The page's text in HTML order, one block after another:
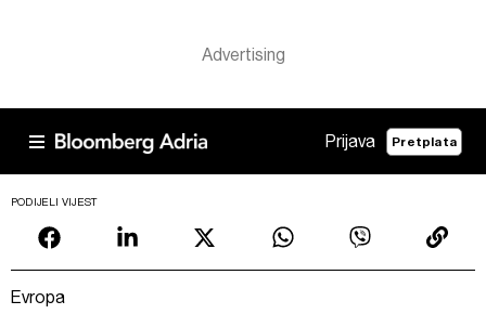
Prijava Pretplata
PODIJELI VIJEST
Evropa